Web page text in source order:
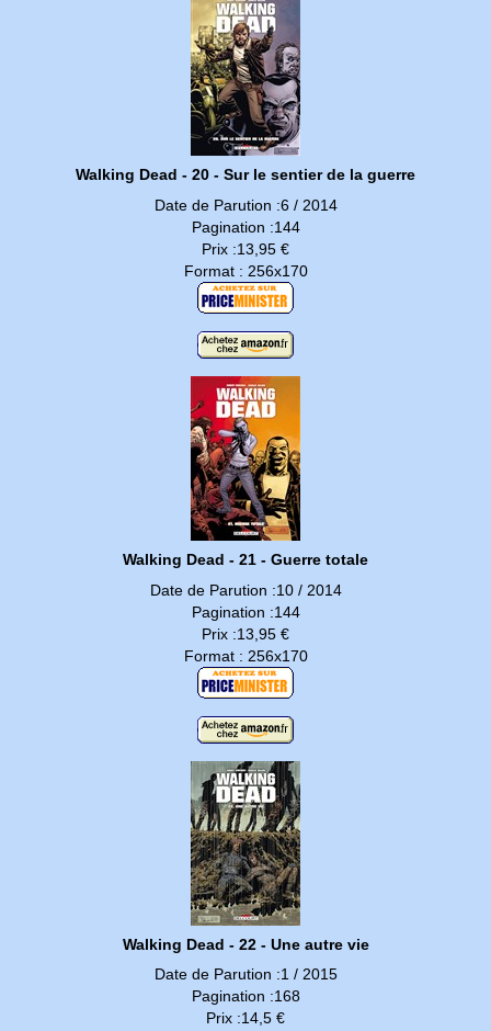
Walking Dead - 20 - Sur le sentier de la guerre
Date de Parution :6 / 2014
Pagination :144
Prix :13,95 €
Format : 256x170
Walking Dead - 21 - Guerre totale
Date de Parution :10 / 2014
Pagination :144
Prix :13,95 €
Format : 256x170
Walking Dead - 22 - Une autre vie
Date de Parution :1 / 2015
Pagination :168
Prix :14,5 €